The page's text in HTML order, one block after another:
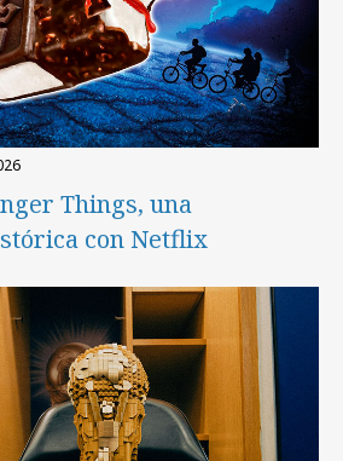
Things, una
con Netflix